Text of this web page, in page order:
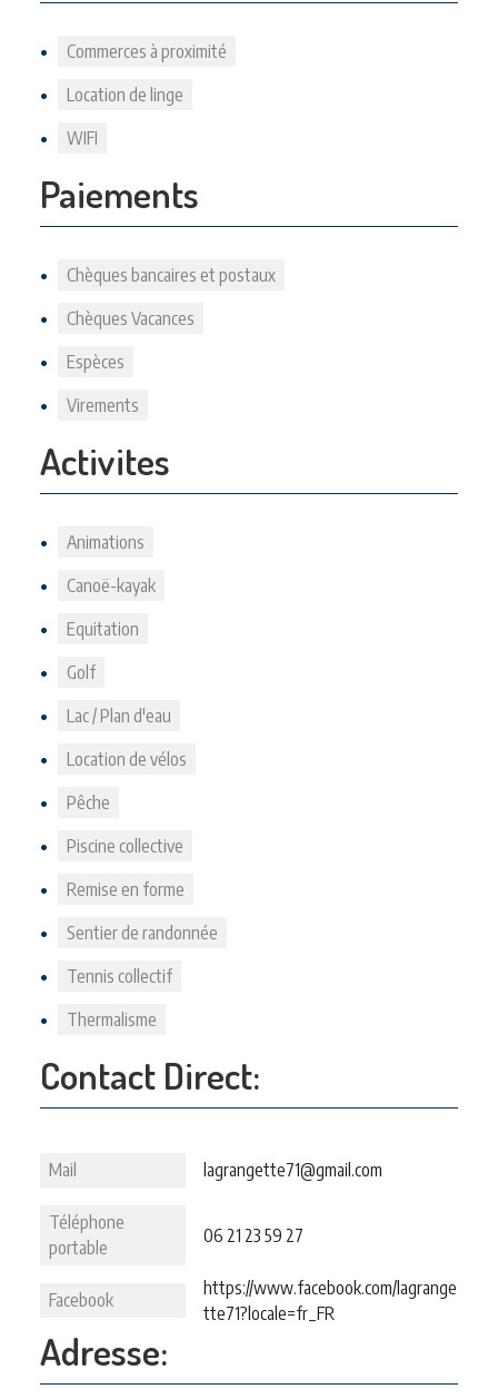
Commerces à proximité
Location de linge
WIFI
Paiements
Chèques bancaires et postaux
Chèques Vacances
Espèces
Virements
Activites
Animations
Canoë-kayak
Equitation
Golf
Lac / Plan d'eau
Location de vélos
Pêche
Piscine collective
Remise en forme
Sentier de randonnée
Tennis collectif
Thermalisme
Contact Direct:
Mail lagrangette71@gmail.com
Téléphone
portable
06 21 23 59 27
Facebook
https://www.facebook.com/lagrange
tte71?locale=fr_FR
Adresse: